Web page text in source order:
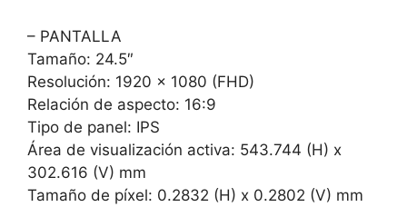
– PANTALLA
Tamaño: 24.5″
Resolución: 1920 x 1080 (FHD)
Relación de aspecto: 16:9
Tipo de panel: IPS
Área de visualización activa: 543.744 (H) x
302.616 (V) mm
Tamaño de píxel: 0.2832 (H) x 0.2802 (V) mm